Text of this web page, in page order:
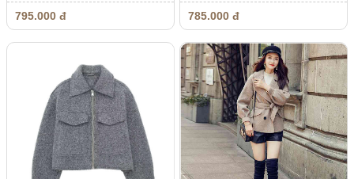
795.000 đ 785.000 đ